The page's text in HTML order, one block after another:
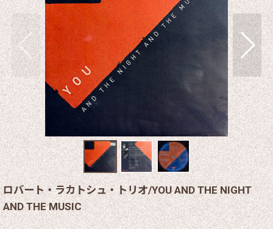
ロバート・ラカトシュ・トリオ/YOU AND THE NIGHT
AND THE MUSIC